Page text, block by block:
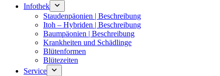
Infothek
Staudenpäonien | Beschreibung
Itoh – Hybriden | Beschreibung
Baumpäonien | Beschreibung
Krankheiten und Schädlinge
Blütenformen
Blütezeiten
Service